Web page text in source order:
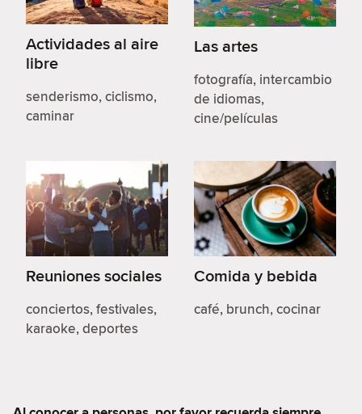
Actividades al aire
libre
senderismo, ciclismo,
caminar
Las artes
fotografía, intercambio
de idiomas,
cine/películas
Reuniones sociales
conciertos, festivales,
karaoke, deportes
Comida y bebida
café, brunch, cocinar